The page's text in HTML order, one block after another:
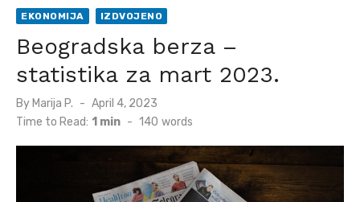
EKONOMIJA IZDVOJENO
Beogradska berza –
statistika za mart 2023.
By Marija P.
Posted
on
April 4, 2023
Time to Read: 1 min - 140 words